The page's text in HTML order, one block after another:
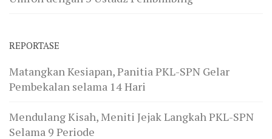
REPORTASE
Matangkan Kesiapan, Panitia PKL-SPN Gelar
Pembekalan selama 14 Hari
Mendulang Kisah, Meniti Jejak Langkah PKL-SPN
Selama 9 Periode